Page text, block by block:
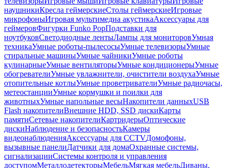
наушникиКресла геймерскиеСтолы геймерскиеИгровые
микрофоныИгровая мультимедиа акустикаАксессуары для
геймеровФигурки Funko PopПодставки для
ноутбуковСветодиодные лентыЛампы для мониторовУмная
техникаУмные роботы-пылесосыУмные телевизорыУмные
стиральные машиныУмные чайникиУмные роботы
кулинарныеУмные вентиляторыУмные кондиционерыУмные
обогревателиУмные увлажнители, очистители воздухаУмные
отопительные котлыУмные проветривателиУмные радиочасы,
метеостанцииУмные кормушки и поилки для
животныхУмные напольные весыНакопители данныхUSB
Flash накопителиВнешние HDD, SSD дискиКарты
памятиСетевые накопителиКартридерыОптические
дискиНаблюдение и безопасностьКамеры
видеонаблюденияАксессуары для CCTVДомофоны,
вызывные панелиДатчики для домаОхранные системы,
сигнализацииСистемы контроля и управления
доступомМеталлодетекторыМебельМягкая мебельДиваны,